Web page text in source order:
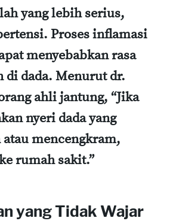
yang lebih serius,
Proses inflamasi
menyebabkan rasa
di dada. Menurut dr.
ahli jantung, “Jika
nyeri dada yang
mencengkram,
rumah sakit.”
yang Tidak Wajar